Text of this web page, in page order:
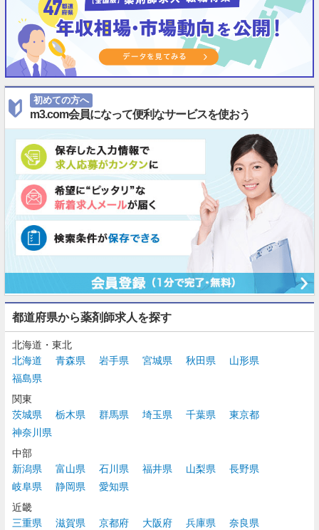
初めての方へ
m3.com会員になって便利なサービスを使おう
都道府県から薬剤師求人を探す
北海道・東北
北海道
青森県 岩手県 宮城県 秋田県
山形県
福島県
関東
茨城県
栃木県 群馬県 埼玉県 千葉県
東京都
神奈川県
中部
新潟県
富山県 石川県 福井県 山梨県
長野県
岐阜県
静岡県
愛知県
近畿
三重県
滋賀県 京都府 大阪府 兵庫県
奈良県